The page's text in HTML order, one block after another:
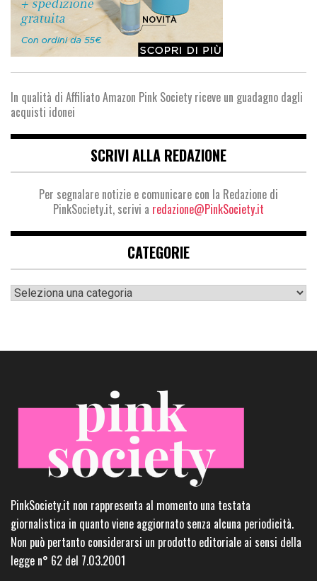
In qualità di Affiliato Amazon Pink Society riceve un guadagno dagli
acquisti idonei
SCRIVI ALLA REDAZIONE
Per segnalare notizie e comunicare con la Redazione di
PinkSociety.it, scrivi a redazione@PinkSociety.it
CATEGORIE
Categorie
PinkSociety.it non rappresenta al momento una testata
giornalistica in quanto viene aggiornato senza alcuna periodicità.
Non può pertanto considerarsi un prodotto editoriale ai sensi della
legge n° 62 del 7.03.2001